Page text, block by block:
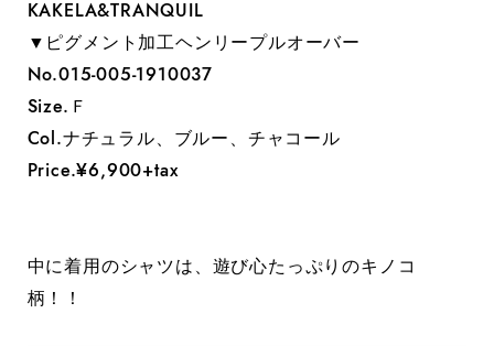
KAKELA&TRANQUIL
▼ピグメント加工ヘンリープルオーバー
No.015-005-1910037
Size.Ｆ
Col.ナチュラル、ブルー、チャコール
Price.¥6,900+tax
中に着用のシャツは、遊び心たっぷりのキノコ
柄！！